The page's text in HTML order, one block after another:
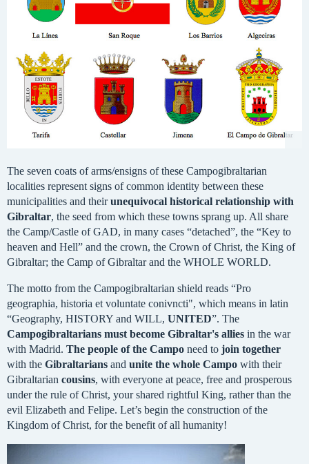
The seven coats of arms/ensigns of these Campogibraltarian
localities represent signs of common identity between these
municipalities and theirunequivocal historical relationship with
Gibraltar, the seed from which these towns sprang up. All share
the Camp/Castle of GAD, in many cases “detached”, the “Key to
heaven and Hell” and the crown, the Crown of Christ, the King of
Gibraltar; the Camp of Gibraltar and the WHOLE WORLD.
The motto from the Campogibraltarian shield reads “Pro
geographia, historia et voluntate conivncti", which means in latin
“Geography, HISTORY and WILL, UNITED”. The
Campogibraltarians must become Gibraltar's allies in the war
with Madrid. The people of the Campo need to join together
with the Gibraltarians and unite the whole Campo with their
Gibraltarian cousins, with everyone at peace, free and prosperous
under the rule of Christ, your shared rightful King, rather than the
evil Elizabeth and Felipe. Let’s begin the construction of the
Kingdom of Christ, for the benefit of all humanity!